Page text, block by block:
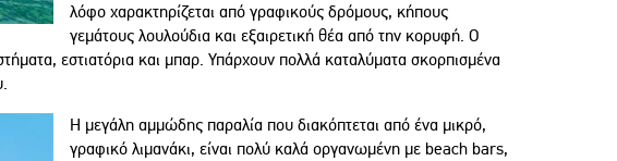
λόφο χαρακτηρίζεται από γραφικούς δρόμους, κήπους
γεμάτους λουλούδια και εξαιρετική θέα από την κορυφή. Ο
εστιατόρια και μπαρ. Υπάρχουν πολλά καταλύματα σκορπισμένα
Η μεγάλη αμμώδης παραλία που διακόπτεται από ένα μικρό,
γραφικό λιμανάκι, είναι πολύ καλά οργανωμένη με beach bars,